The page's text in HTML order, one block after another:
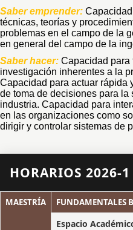
Siguiente
Saber emprender:
técnicas, teorías y
problemas en el campo de la
en general del campo de la
Saber hacer: Capacidad para
investigación inherentes a la
Capacidad para actuar rápida
de toma de decisiones para
industria. Capacidad para
en las organizaciones como
dirigir y controlar sistemas de
HORARIOS 2026-1
MAESTRÍA FUNDAMENTALES
Espacio